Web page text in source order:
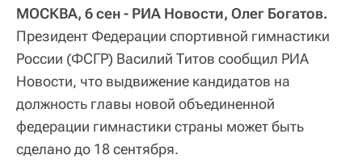
МОСКВА, 6 сен - РИА Новости, Олег Богатов.
Президент Федерации спортивной гимнастики
России (ФСГР) Василий Титов сообщил РИА
Новости, что выдвижение кандидатов на
должность главы новой объединенной
федерации гимнастики страны может быть
сделано до 18 сентября.